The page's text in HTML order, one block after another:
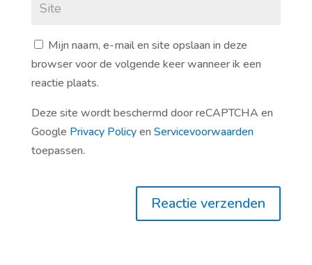
Mijn naam, e-mail en site opslaan in deze
browser voor de volgende keer wanneer ik een
reactie plaats.
Deze site wordt beschermd door reCAPTCHA en
Google Privacy Policyen Servicevoorwaarden
toepassen.